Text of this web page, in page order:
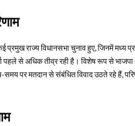
प्रमुख राज्य विधानसभा चुनाव हुए, जिनमें मध्य
पहले से अधिक तीव्र रही है। विशेष रूप से
पर मतदान से संबंधित विवाद उठते रहे हैं,